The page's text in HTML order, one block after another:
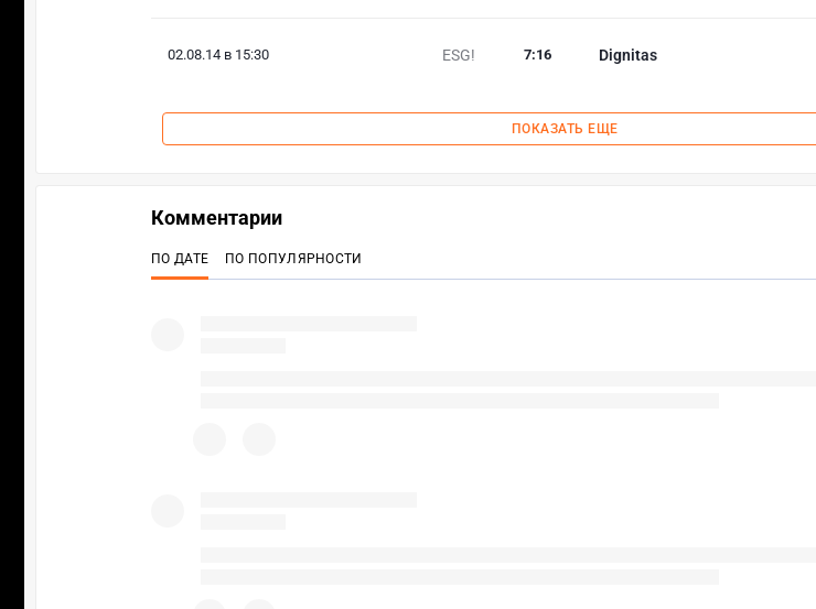
02.08.14 в 15:30 ESG! Dignitas
7:16
ПОКАЗАТЬ ЕЩЕ
Комментарии
ПО ДАТЕ ПО ПОПУЛЯРНОСТИ